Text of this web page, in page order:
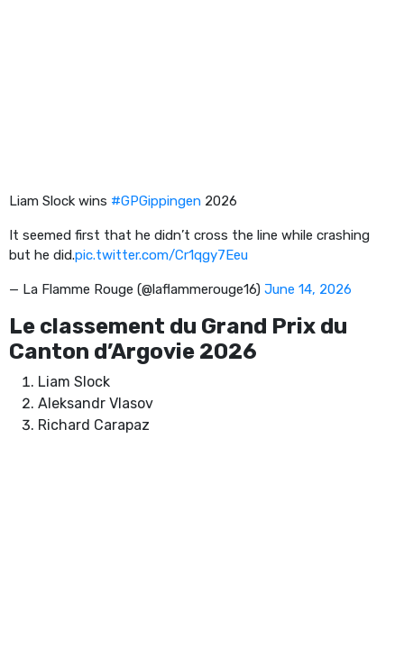
Liam Slock wins #GPGippingen 2026
It seemed first that he didn’t cross the line while crashing
but he did.pic.twitter.com/Cr1qgy7Eeu
— La Flamme Rouge (@laflammerouge16) June 14, 2026
Le classement du Grand Prix du
Canton d’Argovie 2026
Liam Slock
Aleksandr Vlasov
Richard Carapaz